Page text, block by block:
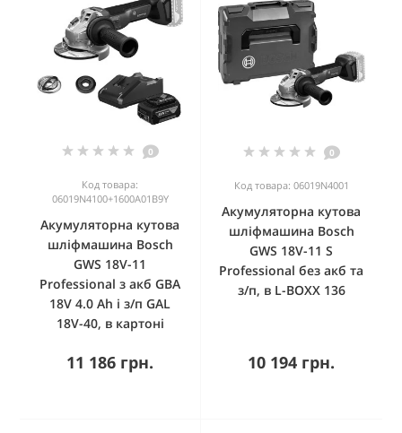
0
Код товара:
06019N4100+1600A01B9Y
Акумуляторна кутова
шліфмашина Bosch
GWS 18V-11
Professional з акб GBA
18V 4.0 Ah і з/п GAL
18V-40, в картоні
11 186 грн.
0
Код товара: 06019N4001
Акумуляторна кутова
шліфмашина Bosch
GWS 18V-11 S
Professional без акб та
з/п, в L-BOXX 136
10 194 грн.